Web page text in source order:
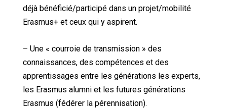
déjà bénéficié/participé dans un projet/mobilité
Erasmus+ et ceux qui y aspirent.
– Une « courroie de transmission » des
connaissances, des compétences et des
apprentissages entre les générations les experts,
les Erasmus alumni et les futures générations
Erasmus (fédérer la pérennisation).